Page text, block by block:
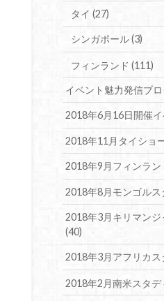
タイ (27)
シンガポール(3)
フィンランド (111)
イベント魅力発信ブ
2018年6月16日開催
2018年11月タイショ
2018年9月フィンラ
2018年8月モンゴル
2018年3月キリマン
(40)
2018年3月アフリカ
2018年2月南米スタ